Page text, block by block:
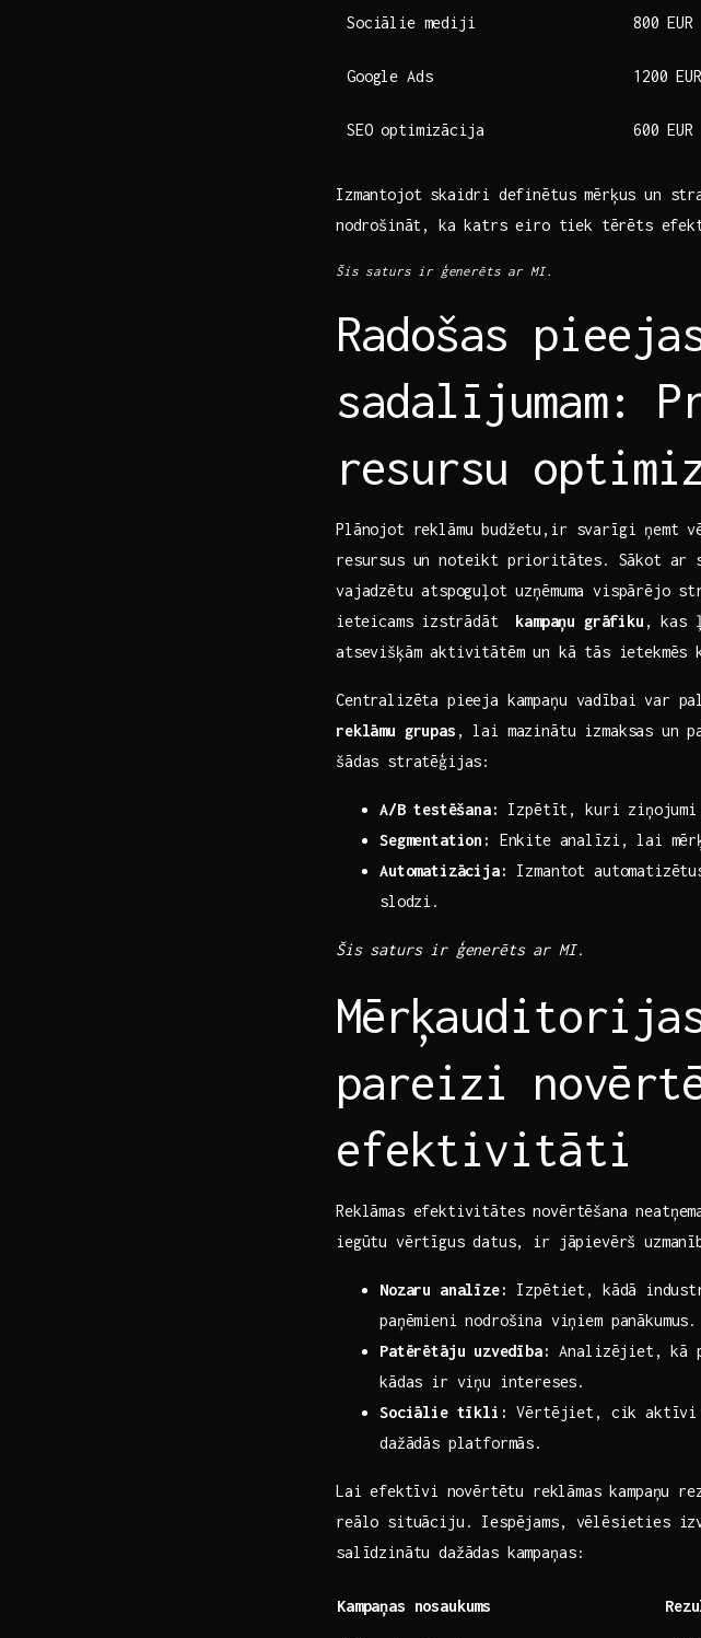
Sociālie mediji 800 EUR
Google Ads 1200 EUR
SEO optimizācija 600 EUR
Izmantojot skaidri ⁣definētus mērķus un
⁤nodrošināt, ka katrs⁢ eiro tiek tērēts
Šis saturs ir ģenerēts ar MI.
Radošas
sadalījumam:
resursu
Plānojot reklāmu budžetu,ir svarīgi ņemt
resursus un noteikt prioritātes.⁤ Sākot ar
‌vajadzētu⁣ atspoguļot uzņēmuma
⁢ieteicams ⁤izstrādāt ⁢ kampaņu grāfiku , kas
atsevišķām aktivitātēm un ⁢kā tās
Centralizēta pieeja kampaņu vadībai var
reklāmu grupas , lai mazinātu izmaksas
šādas stratēģijas: ⁢ ⁣ ⁢
A/B⁢ testēšana:
Izpētīt, kuri ziņojumi
Segmentation:
Enkite analīzi, lai
Automatizācija:
Izmantot
slodzi.
Šis saturs ir ģenerēts ar MI.
pareizi
efektivitāti
Reklāmas efektivitātes novērtēšana
iegūtu vērtīgus ⁢datus, ir jāpievērš
Nozaru analīze:
Izpētiet, kādā⁤
paņēmieni nodrošina viņiem panākumus.
Patērētāju⁤ uzvedība: Analizējiet, kā
kādas ir viņu ‌intereses.
Sociālie tīkli: Vērtējiet, cik aktīvi
dažādās platformās.
Lai⁢ efektīvi ⁣novērtētu⁤ reklāmas kampaņu
reālo situāciju. Iespējams, vēlēsieties
salīdzinātu dažādas kampaņas:
Kampaņas nosaukums